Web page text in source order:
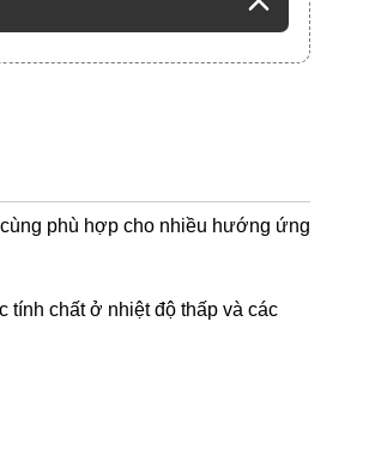
phù hợp cho nhiều hướng ứng
tính chất ở nhiệt độ thấp và các